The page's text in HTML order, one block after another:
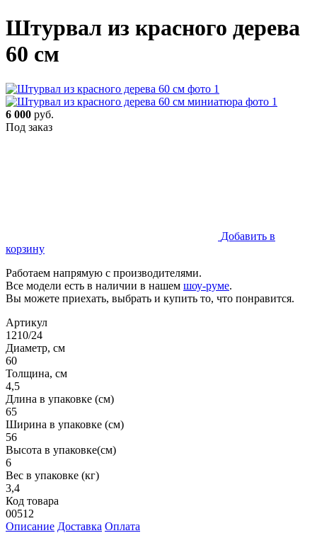
Штурвал из красного дерева
60 см
6 000 руб.
Под заказ
Добавить в
корзину
Работаем напрямую с производителями.
Все модели есть в наличии в нашем шоу-руме.
Вы можете приехать, выбрать и купить то, что понравится.
Артикул
1210/24
Диаметр, см
60
Толщина, см
4,5
Длина в упаковке (см)
65
Ширина в упаковке (см)
56
Высота в упаковке(см)
6
Вес в упаковке (кг)
3,4
Код товара
00512
Описание Доставка Оплата